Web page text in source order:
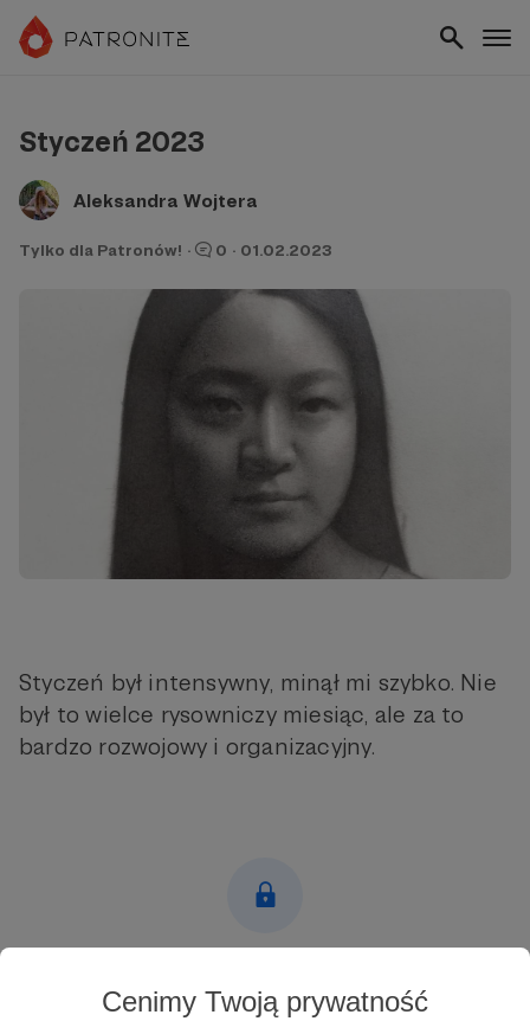
Cenimy Twoją prywatność
Styczeń 2023
Aleksandra Wojtera
Tylko dla Patronów! · 0 · 01.02.2023
Styczeń był intensywny, minął mi szybko. Nie
był to wielce rysowniczy miesiąc, ale za to
bardzo rozwojowy i organizacyjny.
Aby zobaczyć ten materiał musisz być zalogowany